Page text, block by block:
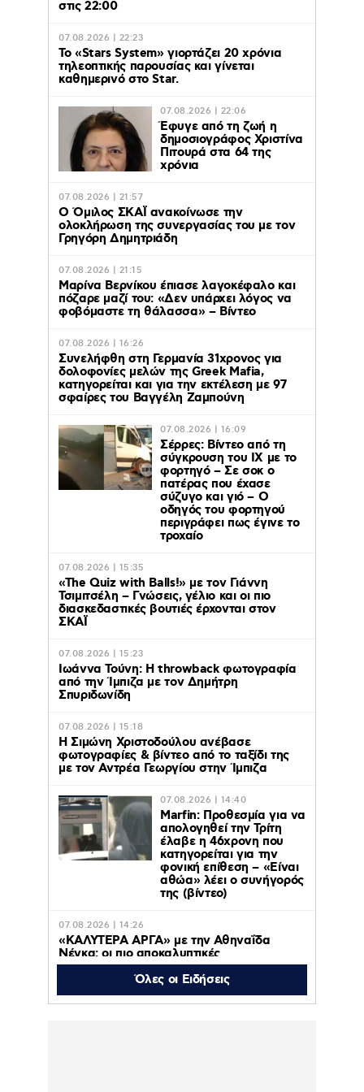
στις 22:00
07.08.2026 | 22:23
Το «Stars System» γιορτάζει 20 χρόνια
τηλεοπτικής παρουσίας και γίνεται
καθημερινό στο Star.
07.08.2026 | 22:06
Έφυγε από τη ζωή η
δημοσιογράφος Χριστίνα
Πιτουρά στα 64 της
χρόνια
07.08.2026 | 21:57
Ο Όμιλος ΣΚΑΪ ανακοίνωσε την
ολοκλήρωση της συνεργασίας του με τον
Γρηγόρη Δημητριάδη
07.08.2026 | 21:15
Μαρίνα Βερνίκου έπιασε λαγοκέφαλο και
πόζαρε μαζί του: «Δεν υπάρχει λόγος να
φοβόμαστε τη θάλασσα» – Βίντεο
07.08.2026 | 16:26
Συνελήφθη στη Γερμανία 31χρονος για
δολοφονίες μελών της Greek Mafia,
κατηγορείται και για την εκτέλεση με 97
σφαίρες του Βαγγέλη Ζαμπούνη
07.08.2026 | 16:09
Σέρρες: Βίντεο από τη
σύγκρουση του ΙΧ με το
φορτηγό – Σε σοκ ο
πατέρας που έχασε
σύζυγο και γιό – Ο
οδηγός του φορτηγού
περιγράφει πως έγινε το
τροχαίο
07.08.2026 | 15:35
«The Quiz with Balls!» με τον Γιάννη
Τσιμιτσέλη – Γνώσεις, γέλιο και οι πιο
διασκεδαστικές βουτιές έρχονται στον
ΣΚΑΪ
07.08.2026 | 15:23
Ιωάννα Τούνη: Η throwback φωτογραφία
από την Ίμπιζα με τον Δημήτρη
Σπυριδωνίδη
07.08.2026 | 15:18
Η Σιμώνη Χριστοδούλου ανέβασε
φωτογραφίες & βίντεο από το ταξίδι της
με τον Αντρέα Γεωργίου στην Ίμπιζα
07.08.2026 | 14:40
Marfin: Προθεσμία για να
απολογηθεί την Τρίτη
έλαβε η 46χρονη που
κατηγορείται για την
φονική επίθεση – «Είναι
αθώα» λέει ο συνήγορός
της (βίντεο)
07.08.2026 | 14:26
«ΚΑΛΥΤΕΡΑ ΑΡΓΑ» με την Αθηναΐδα
Νέγκα: οι πιο αποκαλυπτικές
μεταμεσονύχτιες συνεντεύξεις
επιστρέφουν στο ACTION 24
Όλες οι Ειδήσεις